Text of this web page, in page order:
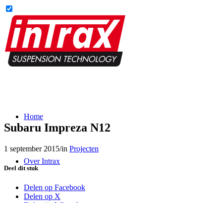
Home
Over Intrax
Subaru Impreza N12
1 september 2015/in Projecten
Deel dit stuk
Delen op Facebook
Delen op X